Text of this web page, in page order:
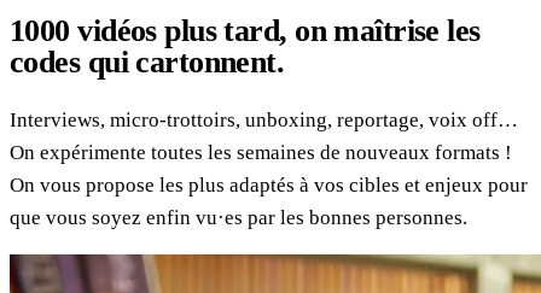
1000 vidéos plus tard, on maîtrise les
codes qui cartonnent.
Interviews, micro-trottoirs, unboxing, reportage, voix off…
On expérimente toutes les semaines de nouveaux formats !
On vous propose les plus adaptés à vos cibles et enjeux pour
que vous soyez enfin vu·es par les bonnes personnes.